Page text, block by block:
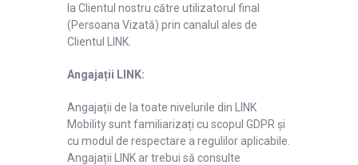
la Clientul nostru către utilizatorul final
(Persoana Vizată) prin canalul ales de
Clientul LINK.
Angajații LINK:
Angajații de la toate nivelurile din LINK
Mobility sunt familiarizați cu scopul GDPR și
cu modul de respectare a regulilor aplicabile.
Angajații LINK ar trebui să consulte